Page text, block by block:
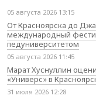
05 августа 2026 13:15
От Красноярска до
международный
педуниверситетом
05 августа 2026 11:45
Марат Хуснуллин
«Универс» в
31 июля 2026 12:28